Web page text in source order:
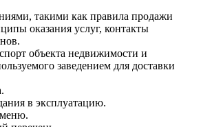
такими как правила продажи
оказания услуг, контакты
объекта недвижимости и
заведением для доставки
в эксплуатацию.